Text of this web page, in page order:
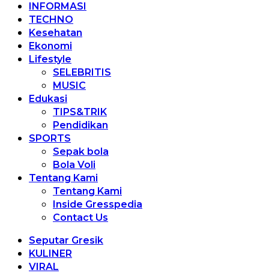
INFORMASI
TECHNO
Kesehatan
Ekonomi
Lifestyle
SELEBRITIS
MUSIC
Edukasi
TIPS&TRIK
Pendidikan
SPORTS
Sepak bola
Bola Voli
Tentang Kami
Tentang Kami
Inside Gresspedia
Contact Us
Seputar Gresik
KULINER
VIRAL